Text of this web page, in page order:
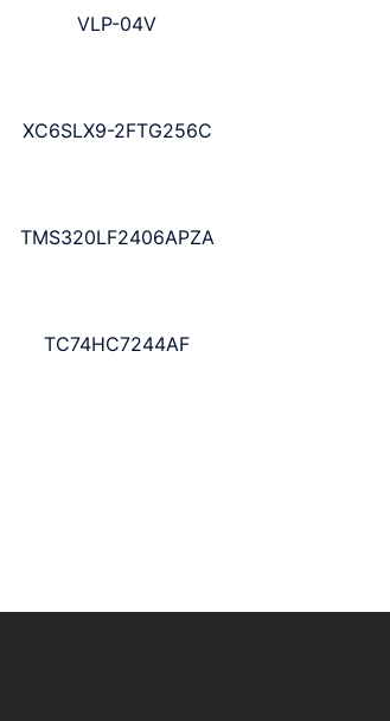
VLP-04V
XC6SLX9-2FTG256C
TMS320LF2406APZA
TC74HC7244AF